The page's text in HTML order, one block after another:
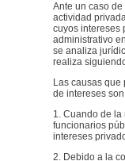
Ante un caso
actividad
cuyos intereses
administrativo
se analiza
realiza
Las causas
de intereses
1. Cuando de
funcionarios
intereses
2. Debido a la